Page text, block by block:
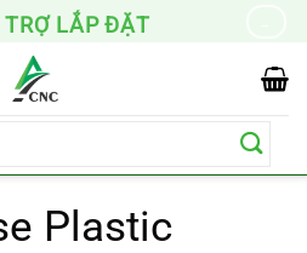
LẮP ĐẶT
Plastic